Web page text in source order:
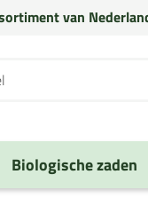
van
Biologische zaden